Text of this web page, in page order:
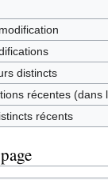
distincts
récentes (dans
récents